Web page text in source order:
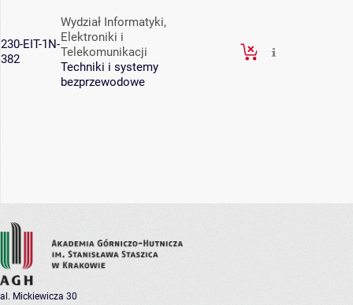
230-EIT-1N-
382
Wydział Informatyki,
Elektroniki i
Telekomunikacji
Techniki i systemy
bezprzewodowe
al. Mickiewicza 30